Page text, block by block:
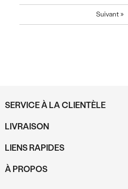
Suivant »
SERVICE À LA CLIENTÈLE
LIVRAISON
LIENS RAPIDES
À PROPOS